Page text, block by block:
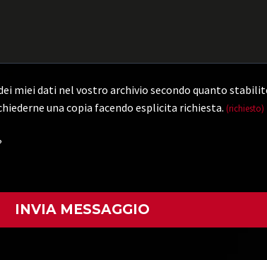
miei dati nel vostro archivio secondo quanto
una copia facendo esplicita richiesta. (richiesto)